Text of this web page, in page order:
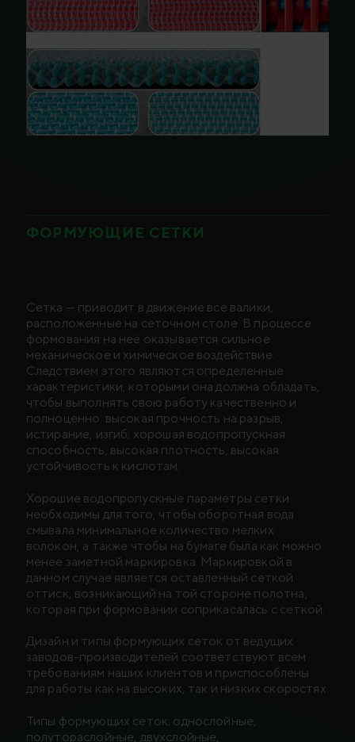
ФОРМУЮЩИЕ СЕТКИ
Сетка — приводит в движение все валики,
расположенные на сеточном столе. В процессе
формования на неё оказывается сильное
механическое и химическое воздействие.
Следствием этого являются определенные
характеристики, которыми она должна обладать,
чтобы выполнять свою работу качественно и
полноценно: высокая прочность на разрыв,
истирание, изгиб; хорошая водопропускная
способность; высокая плотность; высокая
устойчивость к кислотам.
Хорошие водопропускные параметры сетки
необходимы для того, чтобы оборотная вода
смывала минимальное количество мелких
волокон, а также чтобы на бумаге была как можно
менее заметной маркировка. Маркировкой в
данном случае является оставленный сеткой
оттиск, возникающий на той стороне полотна,
которая при формовании соприкасалась с сеткой.
Дизайн и типы формующих сеток от ведущих
заводов-производителей соответствуют всем
требованиям наших клиентов и приспособлены
для работы как на высоких, так и низких скоростях.
Типы формующих сеток: однослойные,
полутораслойные, двухслойные,